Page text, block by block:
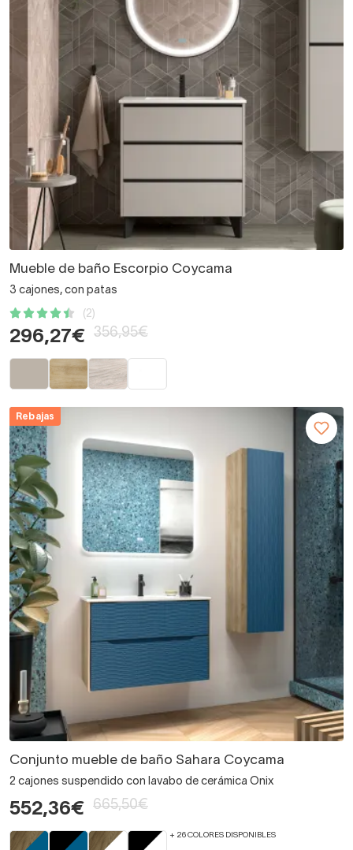
Mueble de baño Escorpio Coycama
3 cajones, con patas
(2)
296,27€ 356,95€
Rebajas
Conjunto mueble de baño Sahara Coycama
2 cajones suspendido con lavabo de cerámica Onix
552,36€ 665,50€
+ 26 COLORES DISPONIBLES